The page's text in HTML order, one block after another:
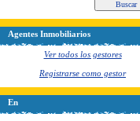
Agentes Inmobiliarios
Ver todos los gestores
Registrarse como gestor
En